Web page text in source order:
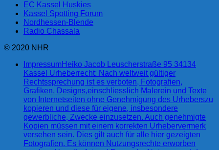
EC Kassel Huskies
Kassel Spotting Forum
Nordhessen-Blende
Radio Chassala
© 2020 NHR
ImpressumHeiko Jacob Leuscherstraße 95 34134
Kassel Urheberrecht: Nach weltweit gültiger
Rechtssprechung ist es verboten, Fotografien,
Grafiken, Designs,einschliesslich Malerein und Texte
von Internetseiten ohne Genehmigung des Urheberszu
kopieren und diese für eigene, insbesondere
gewerbliche, Zwecke einzusetzen. Auch genehmigte
Kopien müssen mit einem korrekten Urhebervermerk
versehen sein. Dies gilt auch für alle hier gezeigten
Fotografien. Es können Nutzungsrechte erworben